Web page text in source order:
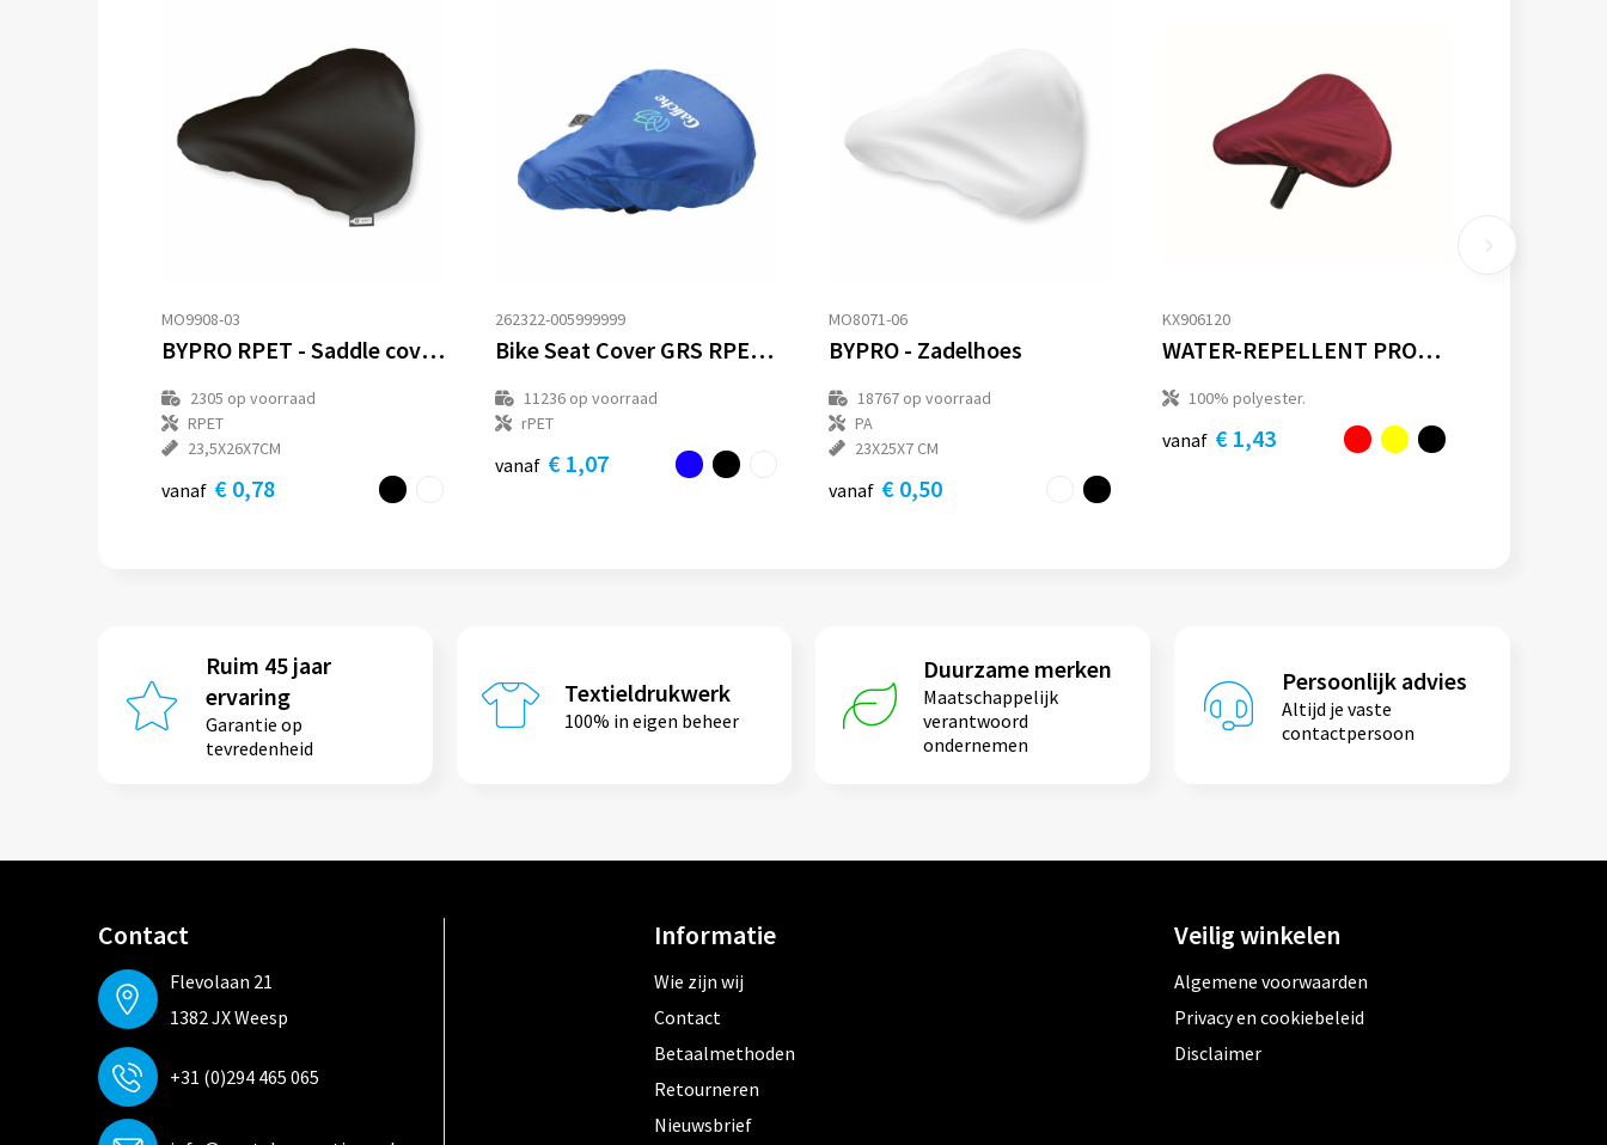
MO9908-03
BYPRO RPET - Saddle cover RPET
2305 op voorraad
RPET
23,5X26X7CM
vanaf € 0,78
262322-005999999
Bike Seat Cover GRS RPET zadelhoes
11236op voorraad
rPET
vanaf € 1,07
MO8071-06
BYPRO - Zadelhoes
18767 op voorraad
PA
23X25X7 CM
vanaf € 0,50
KX906120
WATER-REPELLENT PROMO BICYCLE COVER "MEILEN
100% polyester.
vanaf € 1,43
Ruim 45 jaar
ervaring
Garantie op
tevredenheid
Textieldrukwerk
100% in eigen beheer
Duurzame merken
Maatschappelijk
verantwoord
ondernemen
Persoonlijk advies
Altijd je vaste
contactpersoon
Contact
Flevolaan 21
1382 JX Weesp
+31 (0)294 465 065
Informatie
Wie zijn wij
Contact
Betaalmethoden
Retourneren
Nieuwsbrief
Veilig winkelen
Algemene voorwaarden
Privacy en cookiebeleid
Disclaimer